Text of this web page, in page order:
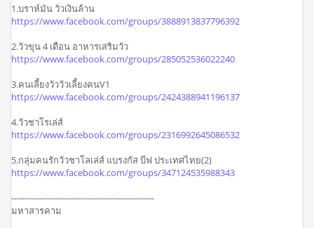
1.บราห์มัน วัวเงินล้าน
https://www.facebook.com/groups/3888913837796392
2.วัวขุน 4 เดือน อาหารเสริมวัว
https://www.facebook.com/groups/285052536022240
3.คนเลี้ยงวัววัวเลี้ยงคนV1
https://www.facebook.com/groups/2424388941196137
4.วัวชาโรเล่ส์
https://www.facebook.com/groups/2316992645086532
5.กลุ่มคนรักวัวชาโลเล่ส์ แบรงกัส บีฟ ประเทศไทย​(2)
https://www.facebook.com/groups/347124535988343
---------------------------------------------------
มหาสารคาม